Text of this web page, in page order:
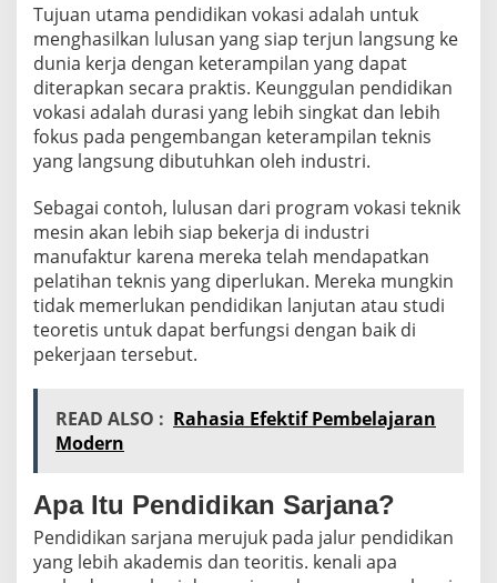
Tujuan utama pendidikan vokasi adalah untuk
menghasilkan lulusan yang siap terjun langsung ke
dunia kerja dengan keterampilan yang dapat
diterapkan secara praktis. Keunggulan pendidikan
vokasi adalah durasi yang lebih singkat dan lebih
fokus pada pengembangan keterampilan teknis
yang langsung dibutuhkan oleh industri.
Sebagai contoh, lulusan dari program vokasi teknik
mesin akan lebih siap bekerja di industri
manufaktur karena mereka telah mendapatkan
pelatihan teknis yang diperlukan. Mereka mungkin
tidak memerlukan pendidikan lanjutan atau studi
teoretis untuk dapat berfungsi dengan baik di
pekerjaan tersebut.
READ ALSO : Rahasia Efektif Pembelajaran
Modern
Apa Itu Pendidikan Sarjana?
Pendidikan sarjana merujuk pada jalur pendidikan
yang lebih akademis dan teoritis. kenali apa